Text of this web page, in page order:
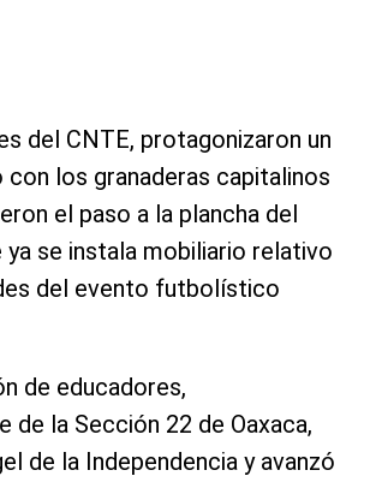
del CNTE, protagonizaron un
los granaderas capitalinos
el paso a la plancha del
se instala mobiliario relativo
del evento futbolístico
de educadores,
de la Sección 22 de Oaxaca,
de la Independencia y avanzó